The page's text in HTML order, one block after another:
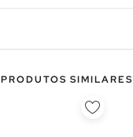
PRODUTOS SIMILARES